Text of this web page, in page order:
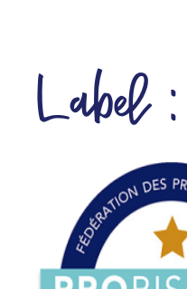
Label :